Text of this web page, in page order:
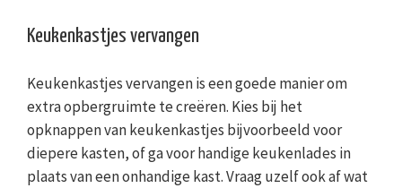
Keukenkastjes vervangen
Keukenkastjes vervangen is een goede manier om
extra opbergruimte te creëren. Kies bij het
opknappen van keukenkastjes bijvoorbeeld voor
diepere kasten, of ga voor handige keukenlades in
plaats van een onhandige kast. Vraag uzelf ook af wat